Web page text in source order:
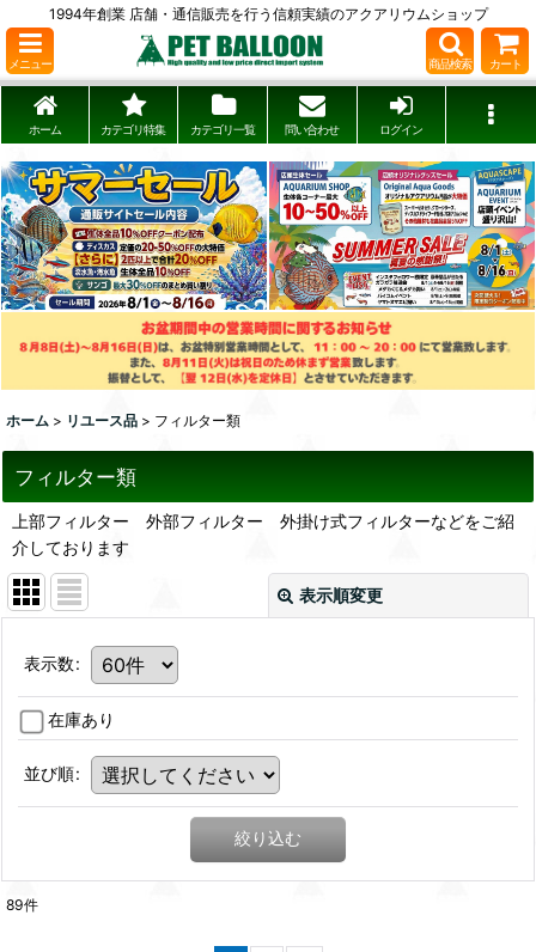
1994年創業 店舗・通信販売を行う信頼実績のアクアリウムショップ
メニュー 商品検索 カート
ホーム カテゴリ特集 カテゴリ一覧 問い合わせ ログイン
ホーム > リユース品 > フィルター類
フィルター類
上部フィルター 外部フィルター 外掛け式フィルターなどをご紹
介しております
表示順変更
表示数:
在庫あり
並び順:
絞り込む
89件